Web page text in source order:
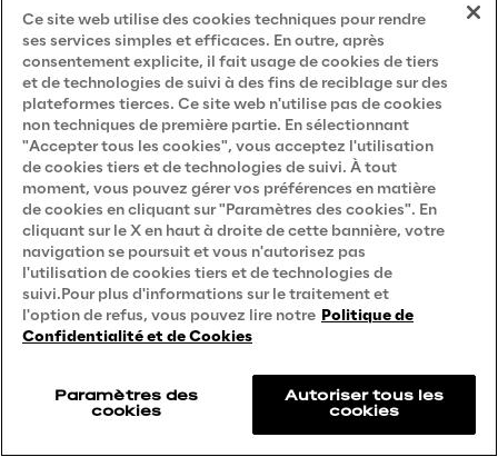
Spike Reply se spécialise dans le
conseil en sécurité, l'intégration de
systèmes et les opérations de sécurité
et soutient ses clients depuis le
développement de programmes de
gestion des risques alignés sur les
objectifs stratégiques de l'entreprise,
et la mise en œuvre de toutes les
mesures technologiques et
organisationnelles correspondantes.
Ce site web utilise des cookies techniques pour rendre
ses services simples et efficaces. En outre, après
consentement explicite, il fait usage de cookies de tiers
et de technologies de suivi à des fins de reciblage sur des
plateformes tierces. Ce site web n'utilise pas de cookies
non techniques de première partie. En sélectionnant
"Accepter tous les cookies", vous acceptez l'utilisation
de cookies tiers et de technologies de suivi. À tout
moment, vous pouvez gérer vos préférences en matière
de cookies en cliquant sur "Paramètres des cookies". En
cliquant sur le X en haut à droite de cette bannière, votre
navigation se poursuit et vous n'autorisez pas
l'utilisation de cookies tiers et de technologies de
suivi.Pour plus d'informations sur le traitement et
l'option de refus, vous pouvez lire notre Politique de
Confidentialité et de Cookies
Paramètres des
cookies
Autoriser tous les
cookies